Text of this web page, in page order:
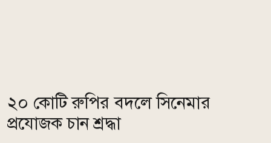
২০ কোটি রুপির বদলে সিনেমার
প্রযোজক চান শ্রদ্ধা